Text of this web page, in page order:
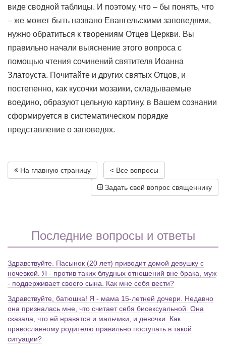
виде сводной таблицы. И поэтому, что – бы понять, что
– же может быть названо Евангельскими заповедями,
нужно обратиться к творениям Отцев Церкви. Вы
правильно начали выяснение этого вопроса с
помощью чтения сочинений святителя Иоанна
Златоуста. Почитайте и других святых Отцов, и
постепенно, как кусочки мозаики, складываемые
воедино, образуют цельную картину, в Вашем сознании
сформируется в систематическом порядке
представление о заповедях.
На главную страницу < Все вопросы
Задать свой вопрос священнику
Последние вопросы и ответы
Здравствуйте. Пасынок (20 лет) приводит домой девушку с
ночевкой. Я - против таких блудных отношений вне брака, муж
- поддерживает своего сына. Как мне себя вести?
Здравствуйте, батюшка! Я - мама 15-летней дочери. Недавно
она призналась мне, что считает себя бисексуальной. Она
сказала, что ей нравятся и мальчики, и девочки. Как
православному родителю правильно поступать в такой
ситуации?